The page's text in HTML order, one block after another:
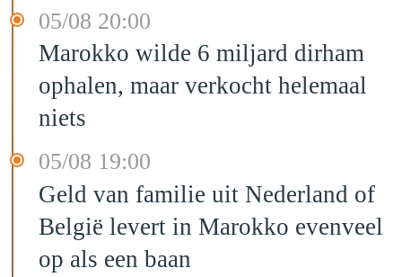
05/08 20:00
Marokko wilde 6 miljard dirham
ophalen, maar verkocht helemaal
niets
05/08 19:00
Geld van familie uit Nederland of
België levert in Marokko evenveel
op als een baan